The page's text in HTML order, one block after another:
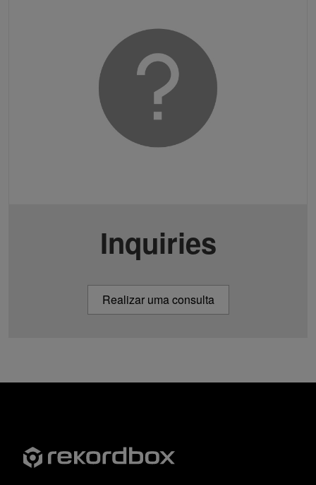
Inquiries
Realizar uma consulta